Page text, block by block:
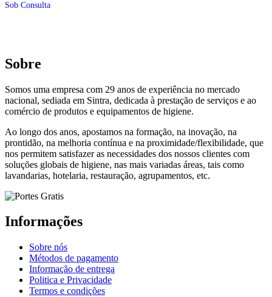
Sob Consulta
Sobre
Somos uma empresa com 29 anos de experiência no mercado
nacional, sediada em Sintra, dedicada à prestação de serviços e ao
comércio de produtos e equipamentos de higiene.
Ao longo dos anos, apostamos na formação, na inovação, na
prontidão, na melhoria contínua e na proximidade/flexibilidade, que
nos permitem satisfazer as necessidades dos nossos clientes com
soluções globais de higiene, nas mais variadas áreas, tais como
lavandarias, hotelaria, restauração, agrupamentos, etc.
Informações
Sobre nós
Métodos de pagamento
Informação de entrega
Politica e Privacidade
Termos e condições